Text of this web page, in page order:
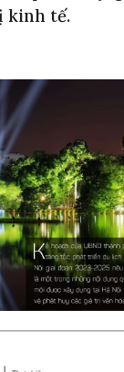
kinh tế.